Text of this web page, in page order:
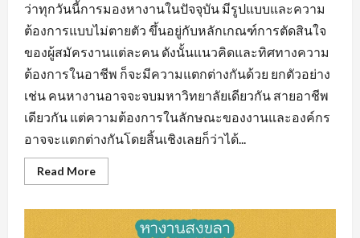
ว่าทุกวันนี้การมองหางานในปัจจุบัน มีรูปแบบและความ
ต้องการแบบไม่ตายตัว ขึ้นอยู่กับหลักเกณฑ์การตัดสินใจ
ของผู้สมัครงานแต่ละคน ดังนั้นแนวคิดและทิศทางความ
ต้องการในอาชีพ ก็จะมีความแตกต่างกันด้วย ยกตัวอย่าง
เช่น คนหางานอาจจะจบมหาวิทยาลัยเดียวกัน สายอาชีพ
เดียวกัน แต่ความต้องการในลักษณะของงานและองค์กร
อาจจะแตกต่างกันโดยสิ้นเชิงเลยก็ว่าได้...
Read MoreRead
more